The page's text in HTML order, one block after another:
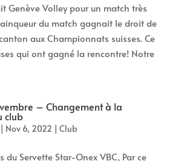
Genève Volley pour un match très
du match gagnait le droit de
aux Championnats suisses. Ce
qui ont gagné la rencontre! Notre
– Changement à la
club
Nov 6, 2022 | Club
du Servette Star-Onex VBC, Par ce